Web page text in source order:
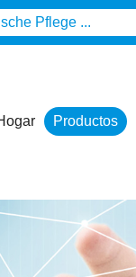
Productos